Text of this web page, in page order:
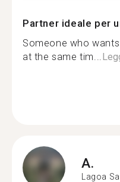
Partner ideale per
Someone who
at the same tim...
A.
Lagoa